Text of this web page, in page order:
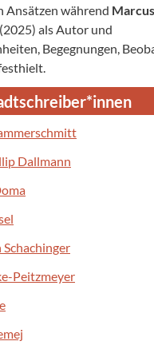
Ansätzen während Marcus
(2025) als Autor und
Begegnungen,
Dallmann
Peitzmeyer